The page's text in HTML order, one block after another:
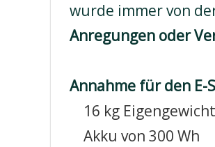
wurde immer von
Anregungen oder
Annahme für den E-
16 kg
Akku von 300 Wh